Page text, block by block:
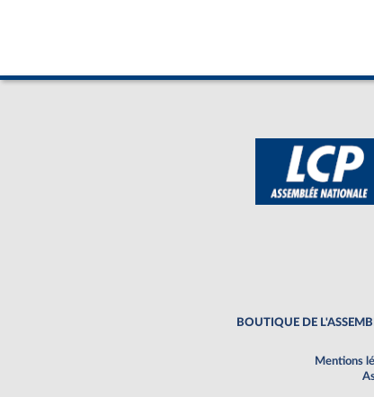
BOUTIQUE DE
Mentions